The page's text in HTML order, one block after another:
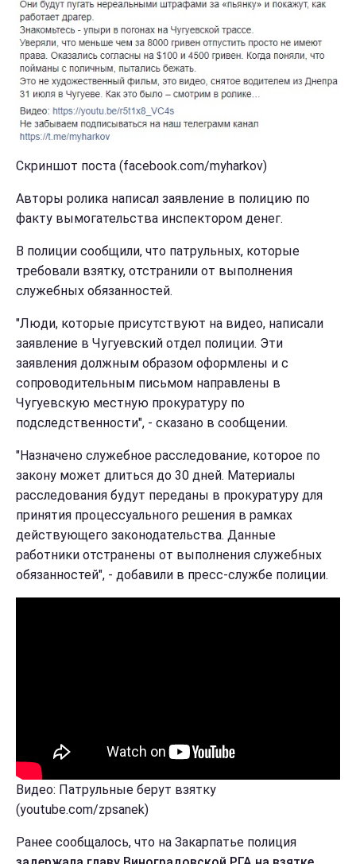
Скриншот поста (facebook.com/myharkov)
Авторы ролика написал заявление в полицию по
факту вымогательства инспектором денег.
В полиции сообщили, что патрульных, которые
требовали взятку, отстранили от выполнения
служебных обязанностей.
"Люди, которые присутствуют на видео, написали
заявление в Чугуевский отдел полиции. Эти
заявления должным образом оформлены и с
сопроводительным письмом направлены в
Чугуевскую местную прокуратуру по
подследственности", - сказано в сообщении.
"Назначено служебное расследование, которое по
закону может длиться до 30 дней. Материалы
расследования будут переданы в прокуратуру для
принятия процессуального решения в рамках
действующего законодательства. Данные
работники отстранены от выполнения служебных
обязанностей", - добавили в пресс-службе полиции.
Видео: Патрульные берут взятку
(youtube.com/zpsanek)
Ранее сообщалось, что на Закарпатье полиция